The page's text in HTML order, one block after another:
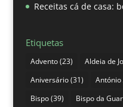
Receitas cá de casa:
Etiquetas
Advento(23) Aldeia de
Aniversário(31) António
Bispo(39) Bispo da